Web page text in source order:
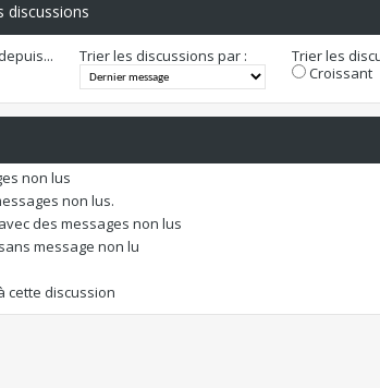
discussions
Trier les discussions par :
Trier les
Croissant
non lus
non lus.
des messages non lus
message non lu
cette discussion